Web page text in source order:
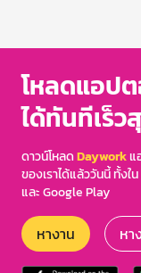
โหลดแอป
ได้ทันทีเร็ว
ดาวน์โหลดDayworkแ
ของเราได้แล้ววันนี้ ทั้งใ
และ Google Play
หางาน หา